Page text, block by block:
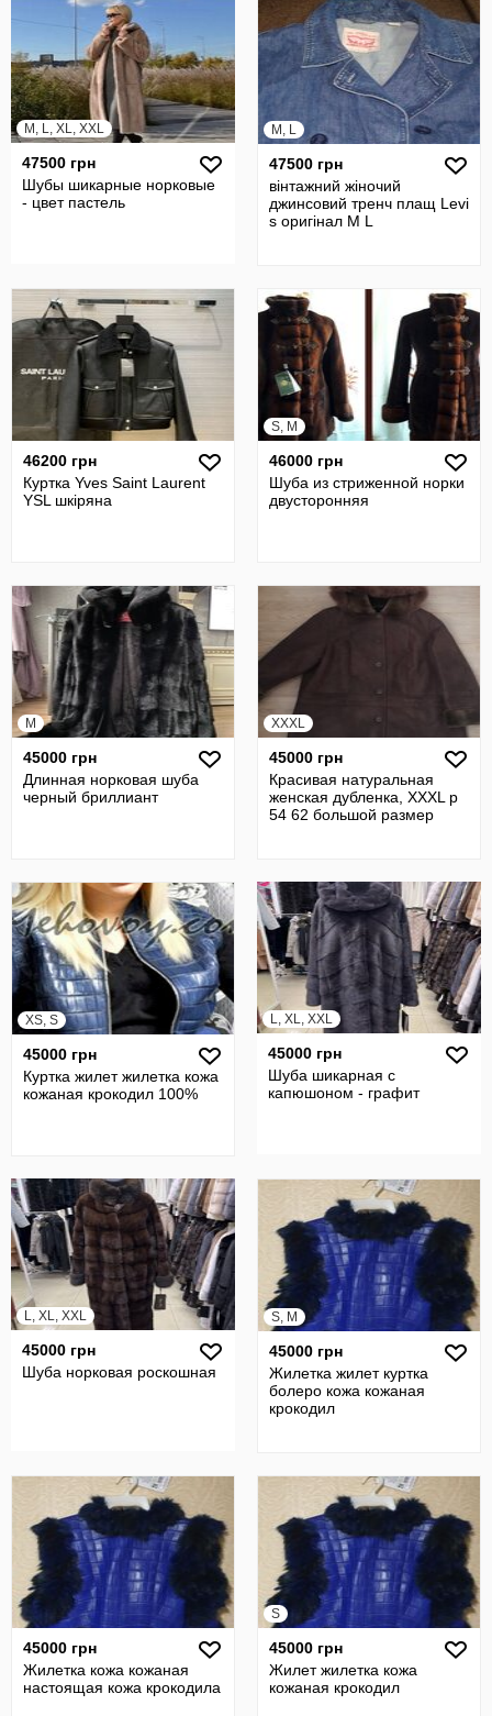
M, L, XL, XXL
47500 грн
Шубы шикарные норковые
- цвет пастель
M, L
47500 грн
вінтажний жіночий
джинсовий тренч плащ Levi
s оригінал М L
46200 грн
Куртка Yves Saint Laurent
YSL шкіряна
S, M
46000 грн
Шуба из стриженной норки
двусторонняя
M
45000 грн
Длинная норковая шуба
черный бриллиант
XXXL
45000 грн
Красивая натуральная
женская дубленка, XXXL р
54 62 большой размер
XS, S
45000 грн
Куртка жилет жилетка кожа
кожаная крокодил 100%
L, XL, XXL
45000 грн
Шуба шикарная с
капюшоном - графит
L, XL, XXL
45000 грн
Шуба норковая роскошная
S, M
45000 грн
Жилетка жилет куртка
болеро кожа кожаная
крокодил
45000 грн
Жилетка кожа кожаная
настоящая кожа крокодила
S
45000 грн
Жилет жилетка кожа
кожаная крокодил